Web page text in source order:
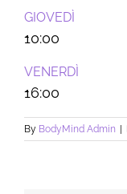
GIOVEDÌ
10:00
-
VENERDÌ
16:00
-
By BodyMind Admin